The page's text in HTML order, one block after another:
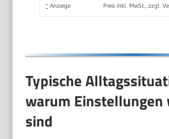
* Anzeige Preis inkl. MwSt., zzgl.
Typische
warum Einstellungen
sind